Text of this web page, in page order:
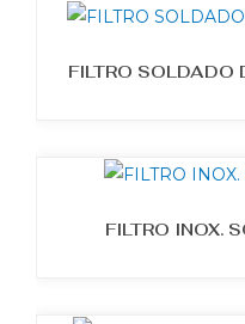
FILTRO SOLDADO
FILTRO INOX.